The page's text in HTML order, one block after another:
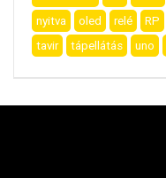
nyitva
oled relé RP
tavir
tápellátás uno